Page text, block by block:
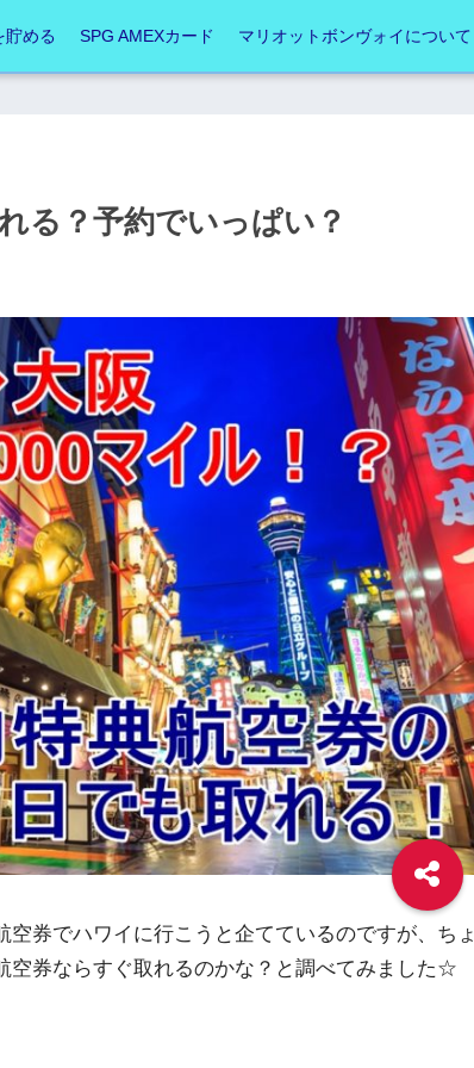
貯める SPG AMEXカード マリオットボンヴォイについて
る？予約でいっぱい？
券でハワイに行こうと企てているのですが、ちょ
空券ならすぐ取れるのかな？と調べてみました☆